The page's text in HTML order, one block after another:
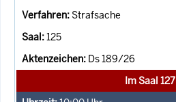
Strafsache
125
Ds 189/26
Im Saal 127